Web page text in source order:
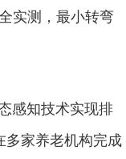
实测，最小转弯
感知技术实现排
多家养老机构完成